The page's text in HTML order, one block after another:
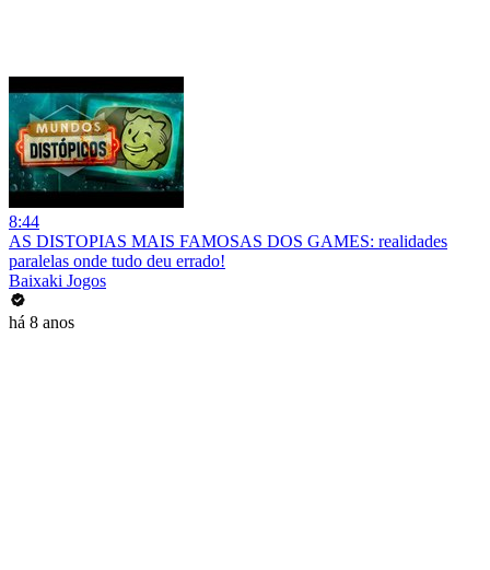
8:44
AS DISTOPIAS MAIS FAMOSAS DOS GAMES: realidades
paralelas onde tudo deu errado!
Baixaki Jogos
há 8 anos